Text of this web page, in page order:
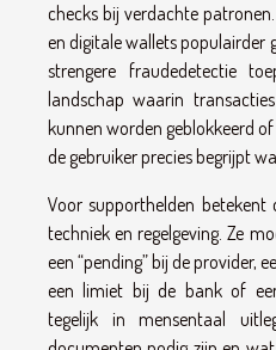
checks bij verdachte
en digitale wallets populairder
strengere fraudedetectie
landschap waarin
kunnen worden geblokkeerd
de gebruiker precies begrijpt
Voor supporthelden
techniek en regelgeving. Ze
een “pending” bij de provider,
een limiet bij de bank of
tegelijk in mensentaal